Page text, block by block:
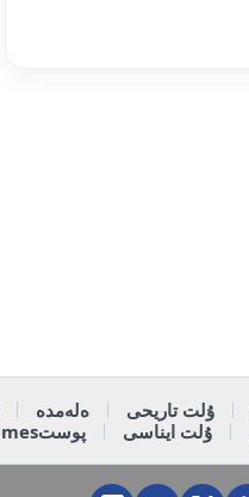
ۇلت تاريحى ەلەمدە
ۇلت ايناسى پوستtimes